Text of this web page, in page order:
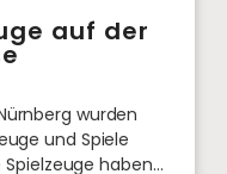
auf der
wurden
und Spiele
Spielzeuge haben